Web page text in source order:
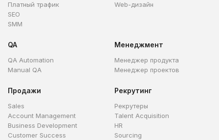
Платный трафик
SEO
SMM
Web-дизайн
QA
QA Automation
Manual QA
Менеджмент
Менеджер продукта
Менеджер проектов
Продажи
Sales
Account Management
Business Development
Customer Success
Рекрутинг
Рекрутеры
Talent Acquisition
HR
Sourcing